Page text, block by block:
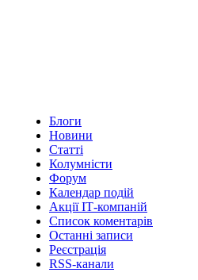
Блоги
Новини
Статті
Колумністи
Форум
Календар подій
Акції ІТ-компаній
Список коментарів
Останні записи
Реєстрація
RSS-канали